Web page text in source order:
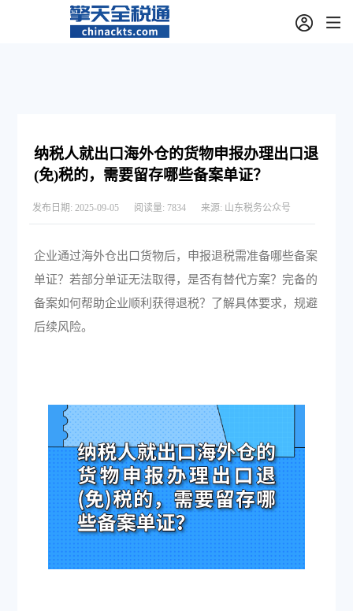
纳税人就出口海外仓的货物申报办理出口退
(免)税的，需要留存哪些备案单证？
发布日期: 2025-09-05 阅读量: 7834 来源: 山东税务公众号
企业通过海外仓出口货物后，申报退税需准备哪些备案
单证？若部分单证无法取得，是否有替代方案？完备的
备案如何帮助企业顺利获得退税？了解具体要求，规避
后续风险。